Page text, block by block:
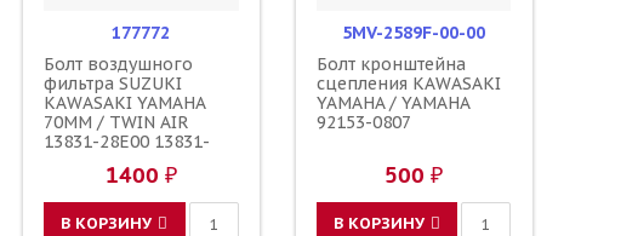
177772
Болт воздушного
фильтра SUZUKI
KAWASAKI YAMAHA
70ММ / TWIN AIR
13831-28E00 13831-
90122-06030-00 90122-
06005-00 92153-0623
1400 ₽
В КОРЗИНУ
5MV-2589F-00-00
Болт кронштейна
сцепления KAWASAKI
YAMAHA / YAMAHA
92153-0807
500 ₽
В КОРЗИНУ